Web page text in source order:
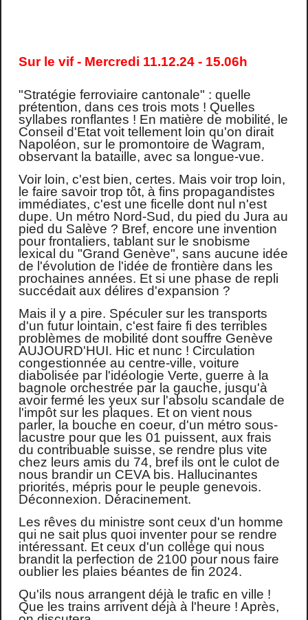
Sur le vif - Mercredi 11.12.24 - 15.06h
"Stratégie ferroviaire cantonale" : quelle
prétention, dans ces trois mots ! Quelles
syllabes ronflantes ! En matière de mobilité, le
Conseil d'Etat voit tellement loin qu'on dirait
Napoléon, sur le promontoire de Wagram,
observant la bataille, avec sa longue-vue.
Voir loin, c'est bien, certes. Mais voir trop loin,
le faire savoir trop tôt, à fins propagandistes
immédiates, c'est une ficelle dont nul n'est
dupe. Un métro Nord-Sud, du pied du Jura au
pied du Salève ? Bref, encore une invention
pour frontaliers, tablant sur le snobisme
lexical du "Grand Genève", sans aucune idée
de l'évolution de l'idée de frontière dans les
prochaines années. Et si une phase de repli
succédait aux délires d'expansion ?
Mais il y a pire. Spéculer sur les transports
d'un futur lointain, c'est faire fi des terribles
problèmes de mobilité dont souffre Genève
AUJOURD'HUI. Hic et nunc ! Circulation
congestionnée au centre-ville, voiture
diabolisée par l'idéologie Verte, guerre à la
bagnole orchestrée par la gauche, jusqu'à
avoir fermé les yeux sur l'absolu scandale de
l'impôt sur les plaques. Et on vient nous
parler, la bouche en coeur, d'un métro sous-
lacustre pour que les 01 puissent, aux frais
du contribuable suisse, se rendre plus vite
chez leurs amis du 74, bref ils ont le culot de
nous brandir un CEVA bis. Hallucinantes
priorités, mépris pour le peuple genevois.
Déconnexion. Déracinement.
Les rêves du ministre sont ceux d'un homme
qui ne sait plus quoi inventer pour se rendre
intéressant. Et ceux d'un collège qui nous
brandit la perfection de 2100 pour nous faire
oublier les plaies béantes de fin 2024.
Qu'ils nous arrangent déjà le trafic en ville !
Que les trains arrivent déjà à l'heure ! Après,